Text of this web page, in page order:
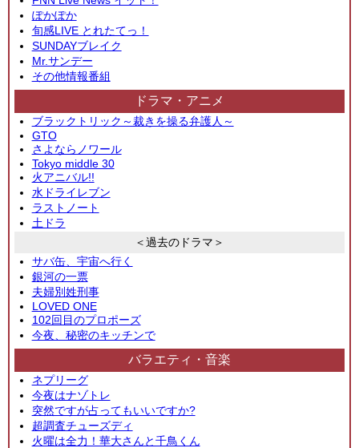
ぽかぽか
旬感LIVE とれたてっ！
SUNDAYブレイク
Mr.サンデー
その他情報番組
ドラマ・アニメ
ブラックトリック～裁きを操る弁護人～
GTO
さよならノワール
Tokyo middle 30
火アニバル!!
水ドライレブン
ラストノート
土ドラ
＜過去のドラマ＞
サバ缶、宇宙へ行く
銀河の一票
夫婦別姓刑事
LOVED ONE
102回目のプロポーズ
今夜、秘密のキッチンで
バラエティ・音楽
ネプリーグ
今夜はナゾトレ
突然ですが占ってもいいですか?
超調査チューズディ
火曜は全力！華大さんと千鳥くん